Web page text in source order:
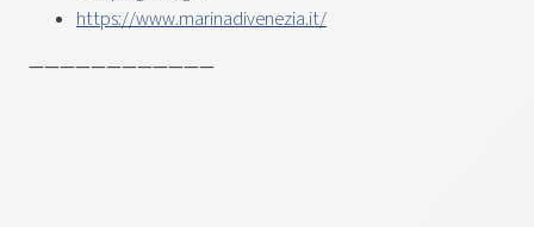
https://www.marinadivenezia.it/
————————————